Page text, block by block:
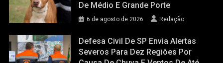
De Médio E Grande Porte
6 de agosto de 2026 Redação
Defesa Civil De SP Envia Alertas
Severos Para Dez Regiões Por